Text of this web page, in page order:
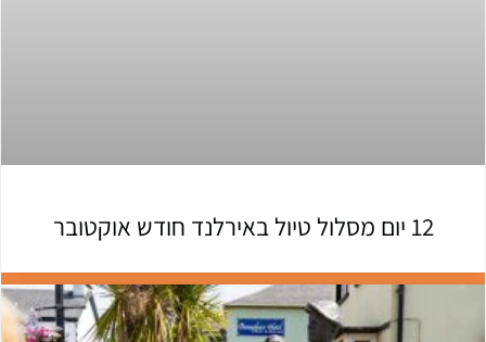
12 יום מסלול טיול באירלנד חודש אוקטובר